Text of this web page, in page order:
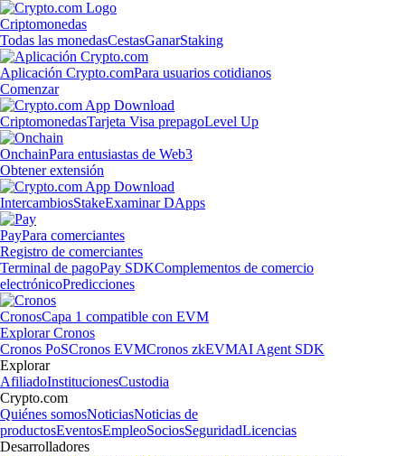
Criptomonedas
Todas las monedasCestasGanarStaking
Aplicación Crypto.comPara usuarios cotidianos
Comenzar
CriptomonedasTarjeta Visa prepagoLevel Up
OnchainPara entusiastas de Web3
Obtener extensión
IntercambiosStakeExaminar DApps
PayPara comerciantes
Registro de comerciantes
Terminal de pagoPay SDKComplementos de comercio
electrónicoPredicciones
CronosCapa 1 compatible con EVM
Explorar Cronos
Cronos PoSCronos EVMCronos zkEVMAI Agent SDK
Explorar
AfiliadoInstitucionesCustodia
Crypto.com
Quiénes somosNoticiasNoticias de
productosEventosEmpleoSociosSeguridadLicencias
Desarrolladores